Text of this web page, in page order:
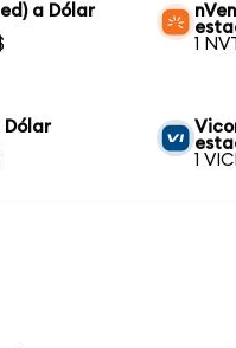
a Dólar
1
Dólar
1